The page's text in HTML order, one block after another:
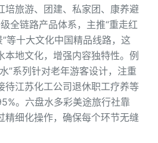
培旅游、团建、私家团、康养避
全链路产品体系，主推“重走红
”等十大文化中国精品线路，这
本地文化，增强内容独特性。例
”系列针对老年游客设计，注重
待江苏化工公司退休职工疗养等
。六盘水多彩美途旅行社靠
精细化操作，确保每个环节无缝